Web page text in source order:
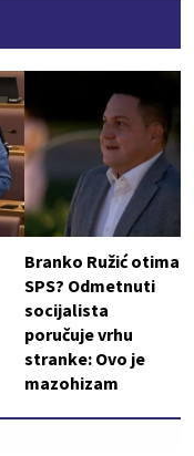
Branko Ružić otima
SPS? Odmetnuti
socijalista
poručuje vrhu
stranke: Ovo je
mazohizam